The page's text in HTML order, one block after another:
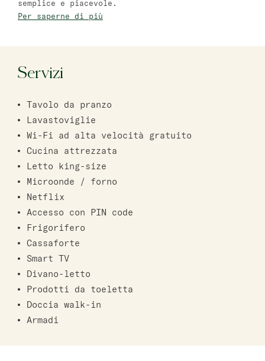
Haifa
master Haifa
semplice e piacevole.
Per saperne di più
Servizi
Tavolo da pranzo
Lavastoviglie
Wi-Fi ad alta velocità gratuito
Cucina attrezzata
Letto king-size
Microonde / forno
Netflix
Accesso con PIN code
Frigorifero
Cassaforte
Smart TV
Divano-letto
Prodotti da toeletta
Doccia walk-in
Armadi